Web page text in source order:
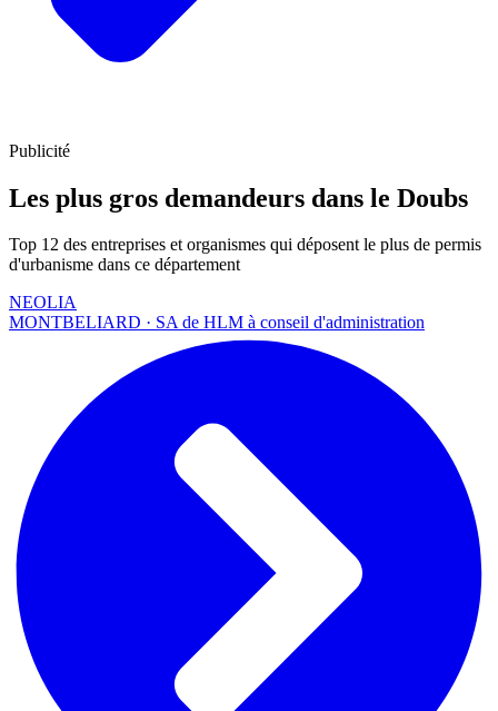
Publicité
Les plus gros demandeurs dans le Doubs
Top 12 des entreprises et organismes qui déposent le plus de permis
d'urbanisme dans ce département
NEOLIA
MONTBELIARD · SA de HLM à conseil d'administration